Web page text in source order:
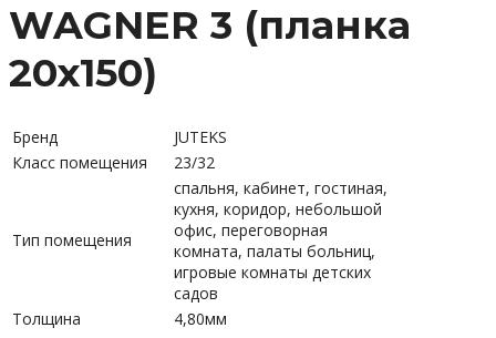
WAGNER 3 (планка
20х150)
Бренд
JUTEKS
Класс помещения
23/32
Тип помещения
спальня, кабинет, гостиная,
кухня, коридор, небольшой
офис, переговорная
комната, палаты больниц,
игровые комнаты детских
садов
Толщина
4,80мм